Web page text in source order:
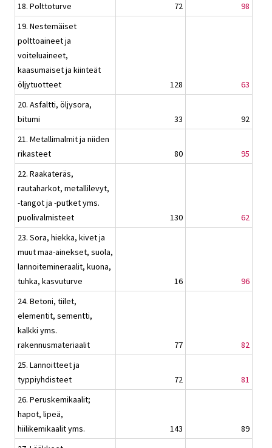
18. Polttoturve
72
98
19. Nestemäiset
polttoaineet ja
voiteluaineet,
kaasumaiset ja kiinteät
öljytuotteet
128
63
20. Asfaltti, öljysora,
bitumi
33
92
21. Metallimalmit ja niiden
rikasteet
80
95
22. Raakateräs,
rautaharkot, metallilevyt,
-tangot ja -putket yms.
puolivalmisteet
130
62
23. Sora, hiekka, kivet ja
muut maa-ainekset, suola,
lannoitemineraalit, kuona,
tuhka, kasvuturve
16
96
24. Betoni, tiilet,
elementit, sementti,
kalkki yms.
rakennusmateriaalit
77
82
25. Lannoitteet ja
typpiyhdisteet
72
81
26. Peruskemikaalit;
hapot, lipeä,
hiilikemikaalit yms.
143
89